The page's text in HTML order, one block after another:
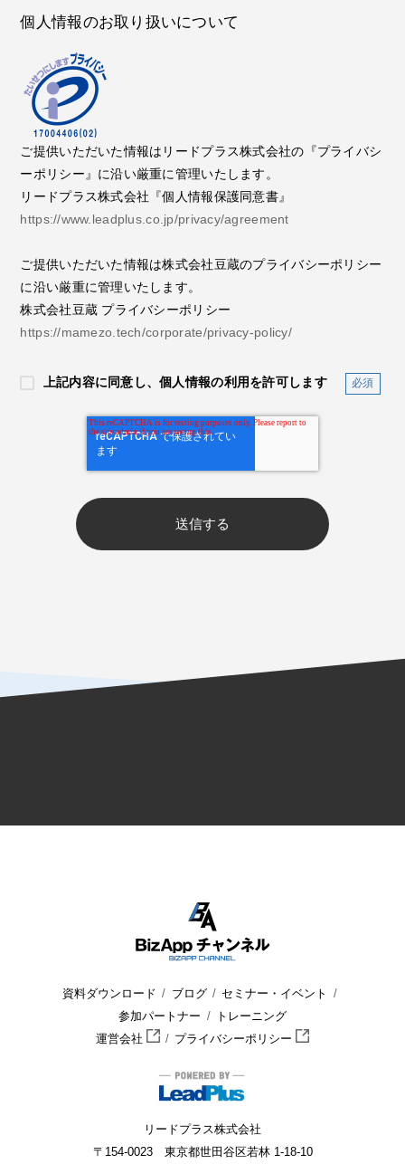
個人情報のお取り扱いについて
ご提供いただいた情報はリードプラス株式会社の『プライバシ
ーポリシー』に沿い厳重に管理いたします。
リードプラス株式会社『個人情報保護同意書』
https://www.leadplus.co.jp/privacy/agreement
ご提供いただいた情報は株式会社豆蔵のプライバシーポリシー
に沿い厳重に管理いたします。
株式会社豆蔵 プライバシーポリシー
https://mamezo.tech/corporate/privacy-policy/
上記内容に同意し、個人情報の利用を許可します
資料ダウンロード ブログ
セミナー・イベント
参加パートナー
トレーニング
運営会社
プライバシーポリシー
リードプラス株式会社
〒154-0023 東京都世田谷区若林 1-18-10